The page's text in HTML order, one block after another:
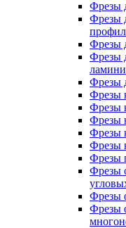
Фрезы
Фрезы
Фрезы
Фрезы
Фрезы
Фрезы
Фрезы
Фрезы
Фрезы
Фрезы
Фрезы
Фрезы
Фрезы
Фрезы